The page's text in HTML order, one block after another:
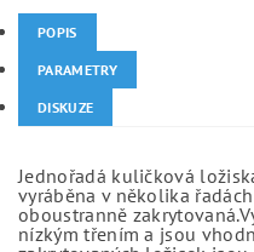
POPIS
PARAMETRY
DISKUZE
Jednořadá kuličková
vyráběna v několika
oboustranně
nízkým třením a jsou